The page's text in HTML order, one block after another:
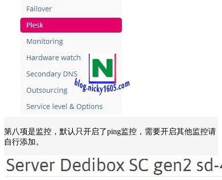
第八项是监控，默认只开启了ping监控，需要开启其他监控请
自行添加。